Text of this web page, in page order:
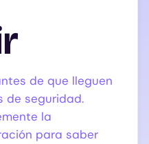
de que lleguen
de seguridad.
la
para saber